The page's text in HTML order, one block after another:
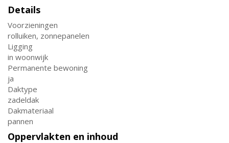
Details
Voorzieningen
rolluiken, zonnepanelen
Ligging
in woonwijk
Permanente bewoning
ja
Daktype
zadeldak
Dakmateriaal
pannen
Oppervlakten en inhoud